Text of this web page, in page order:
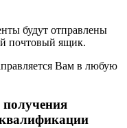
будут отправлены
почтовый ящик.
Вам в любую